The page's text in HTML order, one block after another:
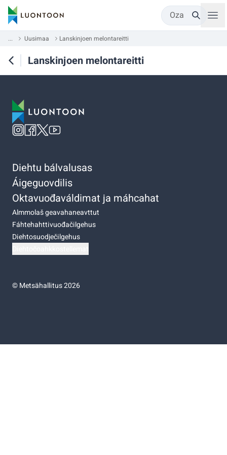
Oza
... Uusimaa Lanskinjoen melontareitti
Lanskinjoen melontareitti
Diehtu bálvalusas
Áigeguovdilis
Oktavuođaváldimat ja máhcahat
Almmolaš geavahaneavttut
Fáhtehahttivuođačilgehus
Diehtosuodječilgehus
©Metsähallitus 2026